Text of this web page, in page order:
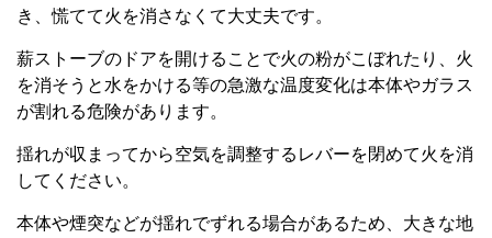
き、慌てて火を消さなくて大丈夫です。
薪ストーブのドアを開けることで火の粉がこぼれたり、火
を消そうと水をかける等の急激な温度変化は本体やガラス
が割れる危険があります。
揺れが収まってから空気を調整するレバーを閉めて火を消
してください。
本体や煙突などが揺れでずれる場合があるため、大きな地